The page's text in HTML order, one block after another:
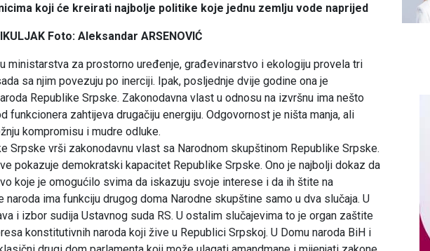
koji će kreirati najbolje politike koje jednu zemlju vode naprijed
Foto: Aleksandar ARSENOVIĆ
ministarstva za prostorno uređenje, građevinarstvo i ekologiju provela tri
sa njim povezuju po inerciji. Ipak, posljednje dvije godine ona je
Republike Srpske. Zakonodavna vlast u odnosu na izvršnu ima nešto
funkcionera zahtijeva drugačiju energiju. Odgovornost je ništa manja, ali
kompromisu i mudre odluke.
Srpske vrši zakonodavnu vlast sa Narodnom skupštinom Republike Srpske.
pokazuje demokratski kapacitet Republike Srpske. Ono je najbolji dokaz da
koje je omogućilo svima da iskazuju svoje interese i da ih štite na
naroda ima funkciju drugog doma Narodne skupštine samo u dva slučaja. U
i izbor sudija Ustavnog suda RS. U ostalim slučajevima to je organ zaštite
konstitutivnih naroda koji žive u Republici Srpskoj. U Domu naroda BiH i